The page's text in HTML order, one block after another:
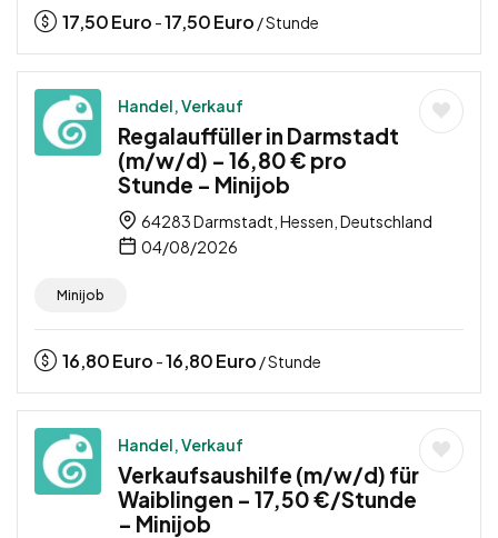
17,50Euro -17,50Euro / Stunde
Handel, Verkauf
Regalauffüller in Darmstadt
(m/w/d) – 16,80 € pro
Stunde – Minijob
64283 Darmstadt, Hessen, Deutschland
04/08/2026
Minijob
16,80Euro -16,80Euro / Stunde
Handel, Verkauf
Verkaufsaushilfe (m/w/d) für
Waiblingen – 17,50 €/Stunde
– Minijob